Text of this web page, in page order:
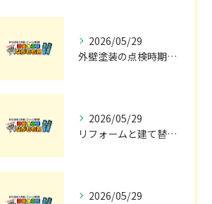
2026/05/29
外壁塗装の点検時期と施工の最適タイミング
2026/05/29
リフォームと建て替えの費用と注意点完全解説
2026/05/29